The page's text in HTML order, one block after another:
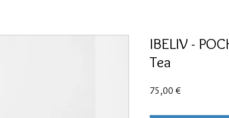
IBELIV -
Tea
75,00 €